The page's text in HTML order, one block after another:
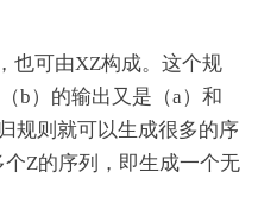
可由XZ构成。这个规
b）的输出又是（a）和
规则就可以生成很多的序
Z的序列，即生成一个无